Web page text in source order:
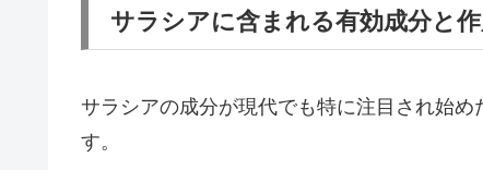
サラシアに含まれる有効成分と
サラシアの成分が現代でも特に注目され始
す。